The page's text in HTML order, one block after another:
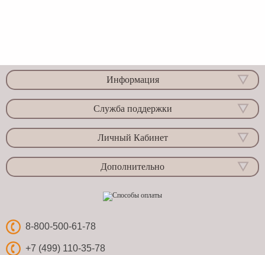
Информация
Служба поддержки
Личный Кабинет
Дополнительно
8-800-500-61-78
+7 (499) 110-35-78